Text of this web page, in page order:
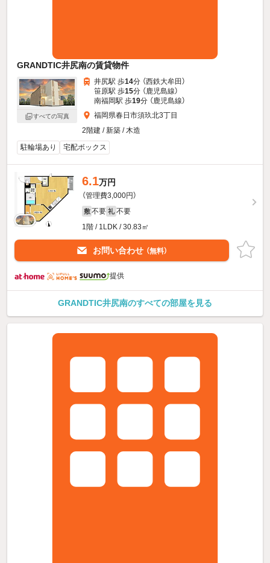
GRANDTIC井尻南の賃貸物件
すべての写真
井尻駅 歩14分 （西鉄大牟田）
笹原駅 歩15分 （鹿児島線）
南福岡駅 歩19分 （鹿児島線）
福岡県春日市須玖北3丁目
2階建 / 新築 / 木造
駐輪場あり
宅配ボックス
6.1万円
（管理費3,000円）
敷 不要 礼 不要
1階 / 1LDK / 30.83㎡
お問い合わせ （無料）
提供
GRANDTIC井尻南のすべての部屋を見る